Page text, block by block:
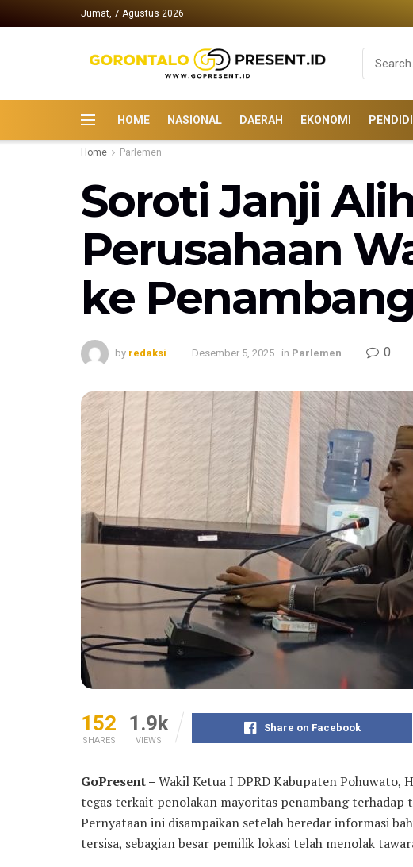
Jumat, 7 Agustus 2026
HOME NASIONAL DAERAH EKONOMI
Home Parlemen
Soroti Janji
Perusahaan
ke
by redaksi Desember 5, 2025 in Parlemen 0
152
SHARES
1.9k
VIEWS
Share on Facebook
GoPresent –Wakil Ketua I DPRD Kabupaten Pohuwato,
tegas terkait penolakan mayoritas penambang terhadap
Pernyataan ini disampaikan setelah beredar informasi
tersisa, sebagian besar pemilik lokasi telah menolak